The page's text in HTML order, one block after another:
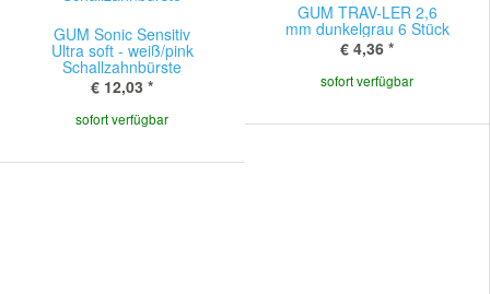
GUM Sonic Sensitiv
Ultra soft - weiß/pink
Schallzahnbürste
€ 12,03 *
sofort verfügbar
GUM TRAV-LER 2,6
mm dunkelgrau 6 Stück
€ 4,36 *
sofort verfügbar